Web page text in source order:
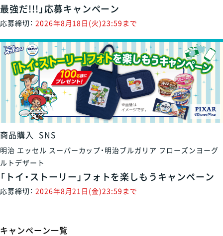
キャンペーン一覧
最強だ!!!」応募キャンペーン
応募締切： 2026年8月18日(火)23:59まで
商品購入 SNS
明治 エッセル スーパーカップ・明治ブルガリア フローズンヨーグ
ルトデザート
「トイ・ストーリー」フォトを楽しもうキャンペーン
応募締切： 2026年8月21日(金)23:59まで